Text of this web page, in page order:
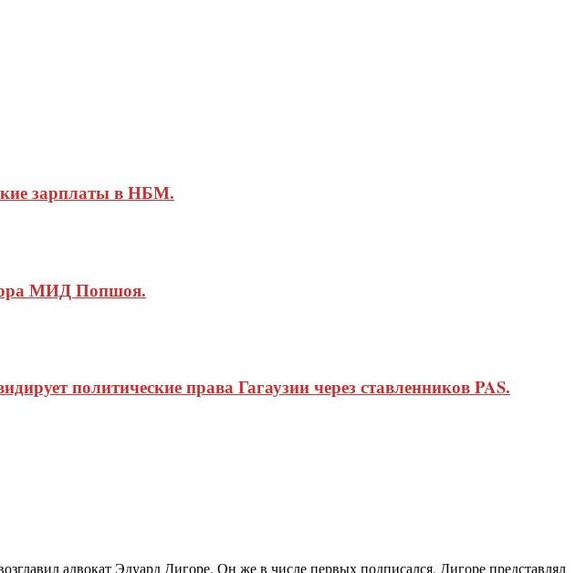
зарплаты в НБМ.
МИД Попшоя.
политические права Гагаузии через ставленников PAS.
адвокат Эдуард Дигоре. Он же в числе первых подписался. Дигоре представлял